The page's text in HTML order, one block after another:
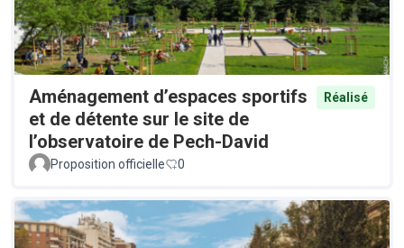
Aménagement d’espaces sportifs
et de détente sur le site de
l’observatoire de Pech-David
Réalisé
Proposition officielle 0